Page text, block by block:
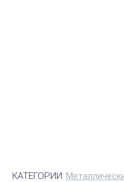
КАТЕГОРИИ: